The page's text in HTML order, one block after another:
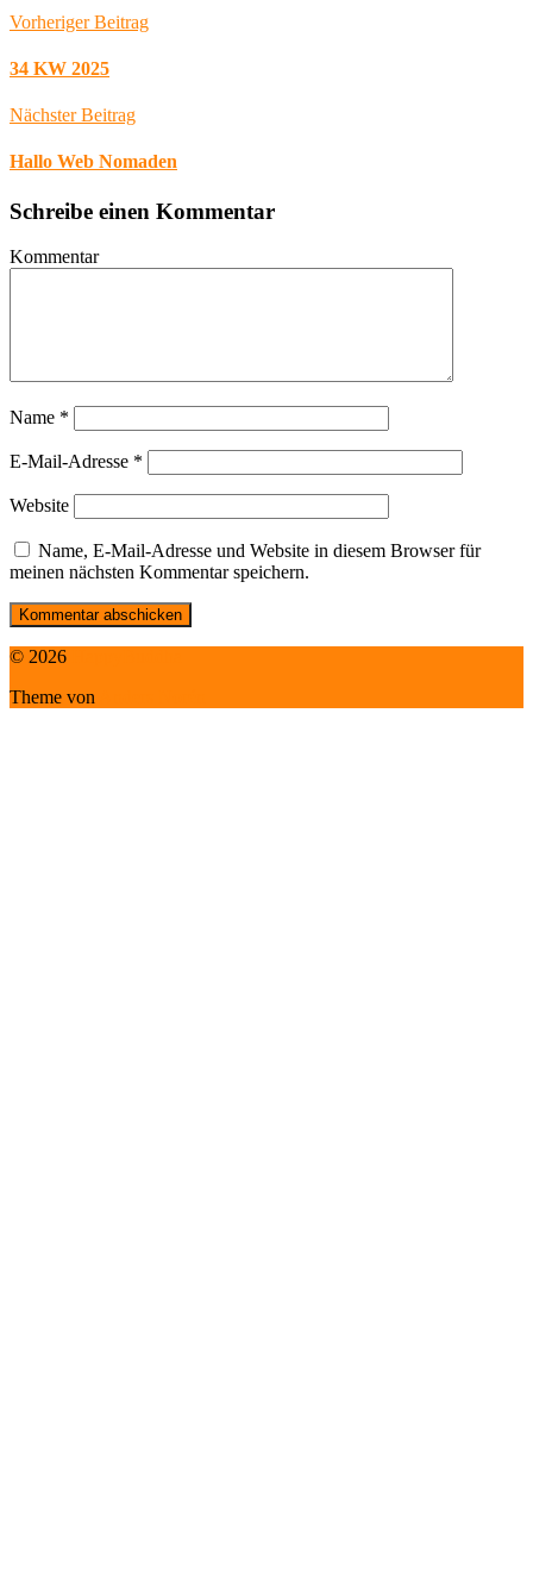
Vorheriger Beitrag
34 KW 2025
Nächster Beitrag
Hallo Web Nomaden
Schreibe einen Kommentar
Kommentar
Name *
E-Mail-Adresse *
Website
Name, E-Mail-Adresse und Website in diesem Browser für
meinen nächsten Kommentar speichern.
© 2026
Theme von